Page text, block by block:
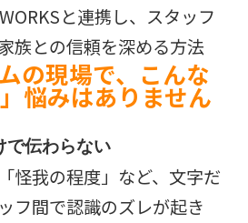
と連携し、スタッフ
族との信頼を深める方法
の現場で、こんな
悩みはありません
伝わらない
怪我の程度」など、文字だ
フ間で認識のズレが起き